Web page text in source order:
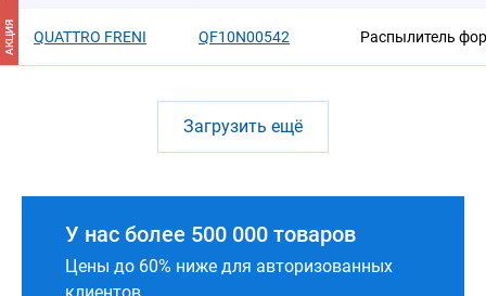
АКЦИЯ QUATTRO FRENI QF10N00542 Распылитель
Загрузить ещё
У нас более 500 000 товаров
Цены до 60% ниже для авторизованных